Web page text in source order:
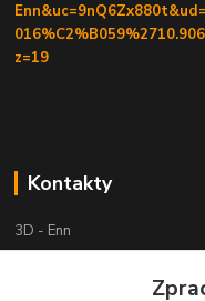
z=19
Kontakty
3D - Enn
+420 605525911